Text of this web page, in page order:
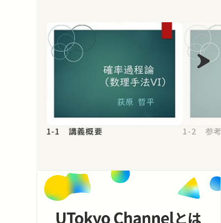
1-1 講義概要 1-2 参